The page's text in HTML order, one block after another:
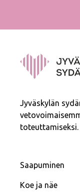
Jyväskylän
toteuttamiseksi.
Saapuminen
Koe ja näe